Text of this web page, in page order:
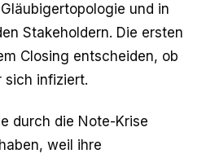
und in
Stakeholdern. Die ersten
Closing entscheiden, ob
sich infiziert.
durch die Note-Krise
weil ihre